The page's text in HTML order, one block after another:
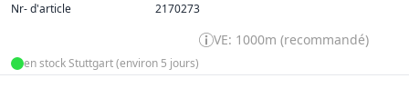
Nr- d'article
2170273
VE: 1000m (recommandé)
en stock Stuttgart (environ 5 jours)